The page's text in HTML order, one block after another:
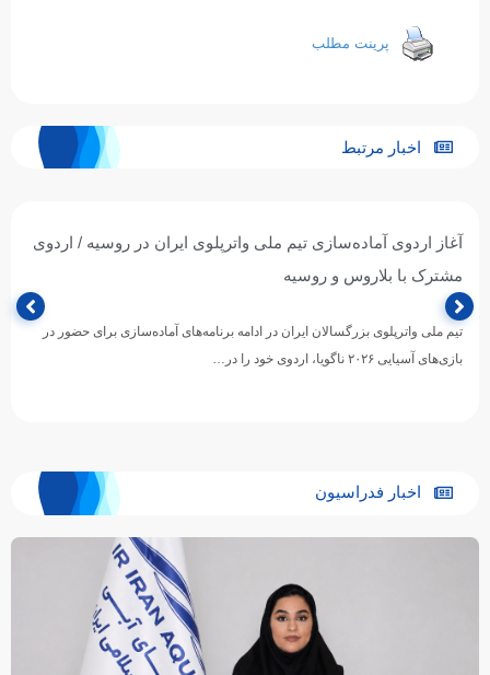
پرینت مطلب
اخبار مرتبط
آغاز اردوی آماده‌سازی تیم ملی واترپلوی ایران در روسیه / اردوی
مشترک با بلاروس و روسیه
تیم ملی واترپلوی بزرگسالان ایران در ادامه برنامه‌های آماده‌سازی برای حضور در
بازی‌های آسیایی ۲۰۲۶ ناگویا، اردوی خود را در…
اخبار فدراسیون